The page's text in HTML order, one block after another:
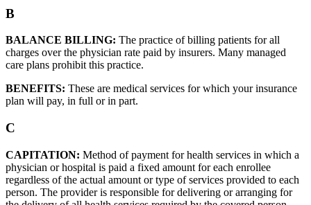
B
BALANCE BILLING: The practice of billing patients for all
charges over the physician rate paid by insurers. Many managed
care plans prohibit this practice.
BENEFITS: These are medical services for which your insurance
plan will pay, in full or in part.
C
CAPITATION: Method of payment for health services in which a
physician or hospital is paid a fixed amount for each enrollee
regardless of the actual amount or type of services provided to each
person. The provider is responsible for delivering or arranging for